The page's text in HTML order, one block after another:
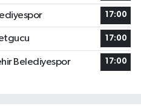
17:00
17:00
Belediyespor 17:00